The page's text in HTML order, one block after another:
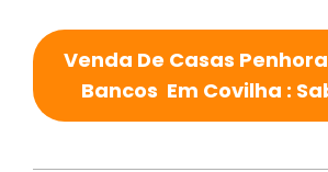
Venda De Casas
Bancos Em Covilha :